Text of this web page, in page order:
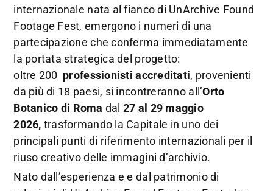
internazionale nata al fianco di UnArchive Found
Footage Fest, emergono i numeri di una
partecipazione che conferma immediatamente
la portata strategica del progetto:
oltre 200 professionisti accreditati, provenienti
da più di 18 paesi, si incontreranno all’Orto
Botanico di Roma dal 27 al 29 maggio
2026, trasformando la Capitale in uno dei
principali punti di riferimento internazionali per il
riuso creativo delle immagini d’archivio.
Nato dall’esperienza e e dal patrimonio di